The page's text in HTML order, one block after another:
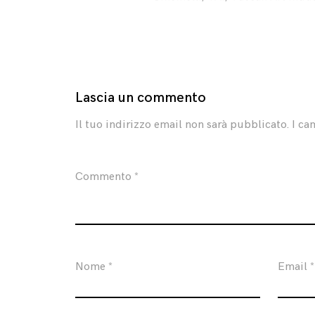
Lascia un commento
Il tuo indirizzo email non sarà pubblicato. I
Commento *
Nome * Email *